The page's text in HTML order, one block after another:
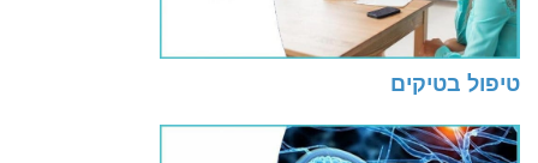
טיפול בטיקים